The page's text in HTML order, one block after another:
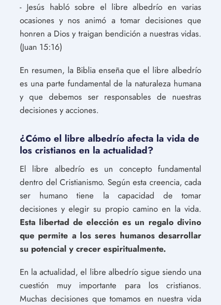
- Jesús habló sobre el libre albedrío en varias
ocasiones y nos animó a tomar decisiones que
honren a Dios y traigan bendición a nuestras vidas.
(Juan 15:16)
En resumen, la Biblia enseña que el libre albedrío
es una parte fundamental de la naturaleza humana
y que debemos ser responsables de nuestras
decisiones y acciones.
¿Cómo el libre albedrío afecta la vida de
los cristianos en la actualidad?
El libre albedrío es un concepto fundamental
dentro del Cristianismo. Según esta creencia, cada
ser humano tiene la capacidad de tomar
decisiones y elegir su propio camino en la vida.
Esta libertad de elección es un regalo divino
que permite a los seres humanos desarrollar
su potencial y crecer espiritualmente.
En la actualidad, el libre albedrío sigue siendo una
cuestión muy importante para los cristianos.
Muchas decisiones que tomamos en nuestra vida